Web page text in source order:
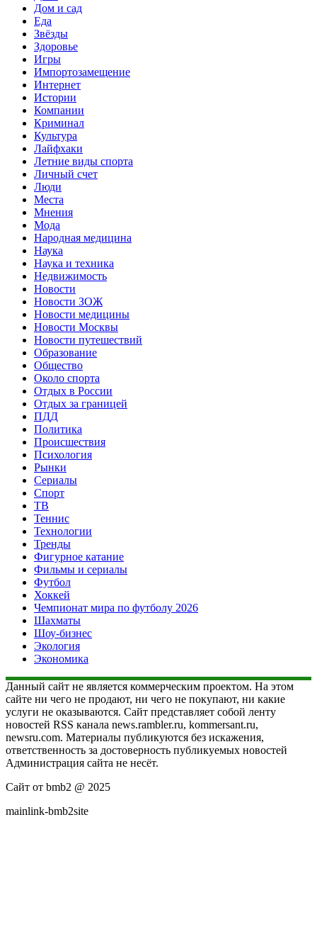
Дом и сад
Еда
Звёзды
Здоровье
Игры
Импортозамещение
Интернет
Истории
Компании
Криминал
Культура
Лайфхаки
Летние виды спорта
Личный счет
Люди
Места
Мнения
Мода
Народная медицина
Наука
Наука и техника
Недвижимость
Новости
Новости ЗОЖ
Новости медицины
Новости Москвы
Новости путешествий
Образование
Общество
Около спорта
Отдых в России
Отдых за границей
ПДД
Политика
Происшествия
Психология
Рынки
Сериалы
Спорт
ТВ
Теннис
Технологии
Тренды
Фигурное катание
Фильмы и сериалы
Футбол
Хоккей
Чемпионат мира по футболу 2026
Шахматы
Шоу-бизнес
Экология
Экономика
Данный сайт не является коммерческим проектом. На этом
сайте ни чего не продают, ни чего не покупают, ни какие
услуги не оказываются. Сайт представляет собой ленту
новостей RSS канала news.rambler.ru, kommersant.ru,
newsru.com. Материалы публикуются без искажения,
ответственность за достоверность публикуемых новостей
Администрация сайта не несёт.
Сайт от bmb2 @ 2025
mainlink-bmb2site